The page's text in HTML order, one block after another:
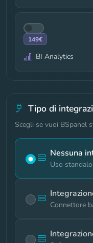
149€
BI Analytics
Tipo di
Scegli se vuoi BSpanel
Nessuna
Uso
Connettore